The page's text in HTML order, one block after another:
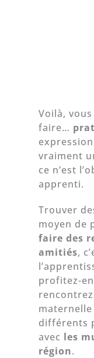
Voilà, vous
faire…
vraiment
ce n’est
apprenti.
Trouver
moyen de
faire des
amitiés,
profitez-
maternelle
différents
avec les
région.